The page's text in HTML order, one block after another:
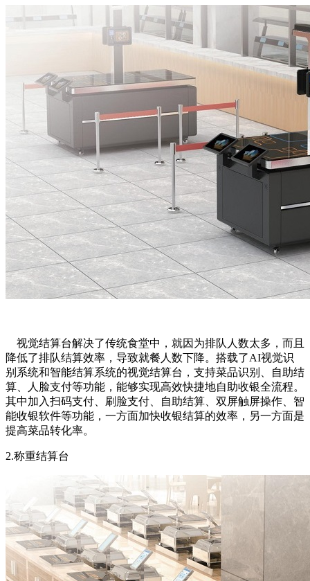
视觉结算台解决了传统食堂中，就因为排队人数太多，而且
降低了排队结算效率，导致就餐人数下降。搭载了AI视觉识
别系统和智能结算系统的视觉结算台，支持菜品识别、自助结
算、人脸支付等功能，能够实现高效快捷地自助收银全流程。
其中加入扫码支付、刷脸支付、自助结算、双屏触屏操作、智
能收银软件等功能，一方面加快收银结算的效率，另一方面是
提高菜品转化率。
2.称重结算台